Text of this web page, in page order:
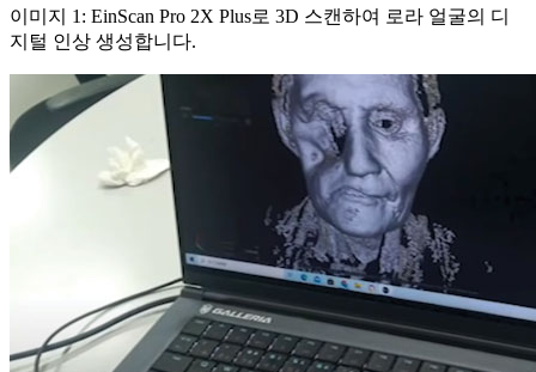
이미지 1: EinScan Pro 2X Plus로 3D 스캔하여 로라 얼굴의 디
지털 인상 생성합니다.